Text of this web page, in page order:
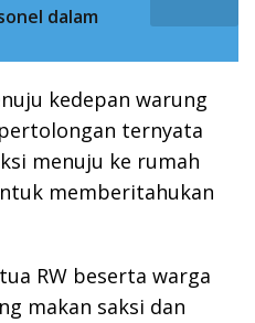
dalam
kedepan warung
ternyata
menuju ke rumah
memberitahukan
RW beserta warga
makan saksi dan